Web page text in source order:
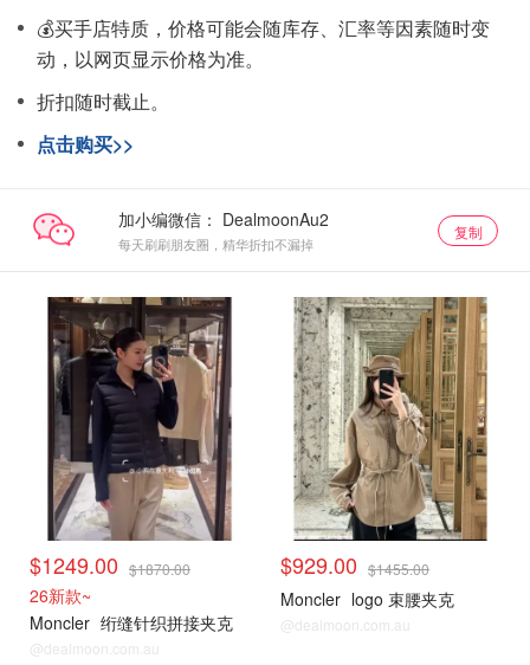
💰买手店特质，价格可能会随库存、汇率等因素随时变
动，以网页显示价格为准。
折扣随时截止。
点击购买>>
加小编微信：
每天刷刷朋友圈，精华折扣不漏掉
复制
$1249.00 $1870.00
26新款~
Moncler 绗缝针织拼接夹克
@dealmoon.com.au
$929.00 $1455.00
Moncler logo 束腰夹克
@dealmoon.com.au